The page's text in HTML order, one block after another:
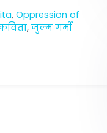
,Oppression of
, ज़ुल्म गर्मी